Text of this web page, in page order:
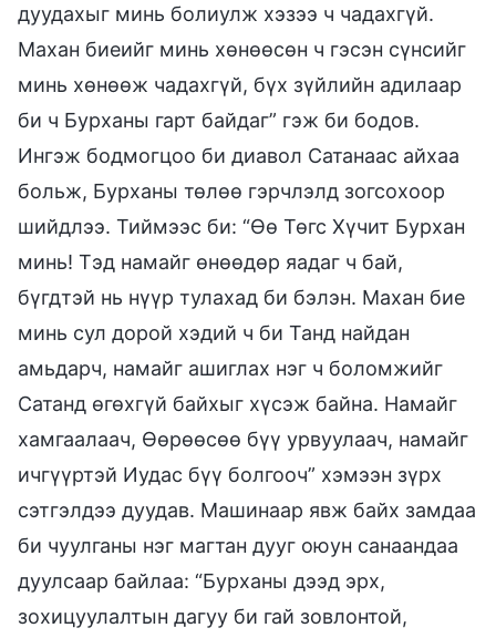
дуудахыг минь болиулж хэзээ ч чадахгүй.
Махан биеийг минь хөнөөсөн ч гэсэн сүнсийг
минь хөнөөж чадахгүй, бүх зүйлийн адилаар
би ч Бурханы гарт байдаг” гэж би бодов.
Ингэж бодмогцоо би диавол Сатанаас айхаа
больж, Бурханы төлөө гэрчлэлд зогсохоор
шийдлээ. Тиймээс би: “Өө Төгс Хүчит Бурхан
минь! Тэд намайг өнөөдөр яадаг ч бай,
бүгдтэй нь нүүр тулахад би бэлэн. Махан бие
минь сул дорой хэдий ч би Танд найдан
амьдарч, намайг ашиглах нэг ч боломжийг
Сатанд өгөхгүй байхыг хүсэж байна. Намайг
хамгаалаач, Өөрөөсөө бүү урвуулаач, намайг
ичгүүртэй Иудас бүү болгооч” хэмээн зүрх
сэтгэлдээ дуудав. Машинаар явж байх замдаа
би чуулганы нэг магтан дууг оюун санаандаа
дуулсаар байлаа: “Бурханы дээд эрх,
зохицуулалтын дагуу би гай зовлонтой,